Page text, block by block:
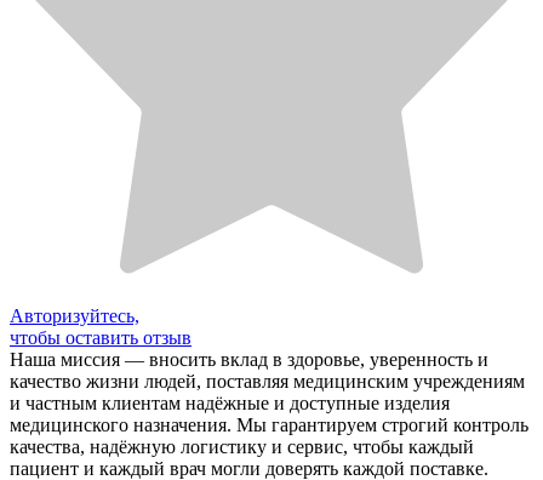
Авторизуйтесь,
чтобы оставить отзыв
Наша миссия — вносить вклад в здоровье, уверенность и
качество жизни людей, поставляя медицинским учреждениям
и частным клиентам надёжные и доступные изделия
медицинского назначения. Мы гарантируем строгий контроль
качества, надёжную логистику и сервис, чтобы каждый
пациент и каждый врач могли доверять каждой поставке.